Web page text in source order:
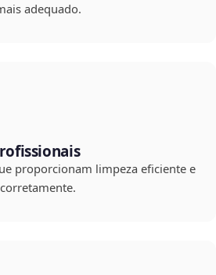
adequado.
proporcionam limpeza eficiente e